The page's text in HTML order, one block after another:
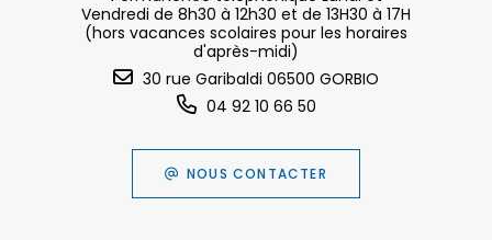
Vendredi de 8h30 à 12h30 et de 13H30 à 17H
(hors vacances scolaires pour les horaires
d'après-midi)
30 rue Garibaldi 06500 GORBIO
04 92 10 66 50
NOUS CONTACTER